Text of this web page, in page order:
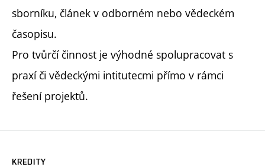
sborníku, článek v odborném nebo vědeckém
časopisu.
Pro tvůrčí činnost je výhodné spolupracovat s
praxí či vědeckými intitutecmi přímo v rámci
řešení projektů.
KREDITY